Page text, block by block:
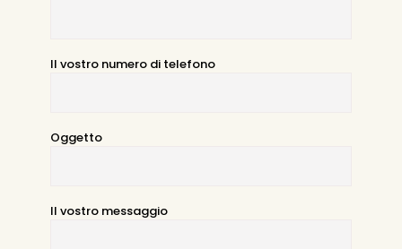
Il vostro numero di telefono
Oggetto
Il vostro messaggio